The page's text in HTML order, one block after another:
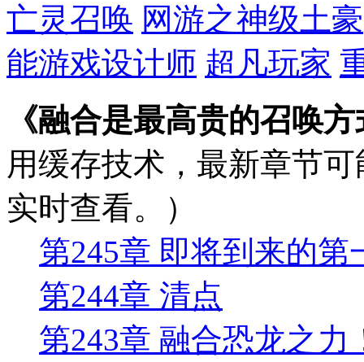
亡灵召唤 网游之神级土豪
能游戏设计师 超凡玩家
《融合是最高贵的召唤
用缓存技术，最新章节
实时查看。）
第245章 即将到来的第
第244章 清点
第243章 融合恐龙之力